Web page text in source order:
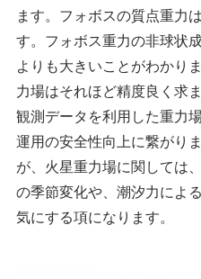
ます。フォボスの質点重力
す。フォボス重力の非球状
よりも大きいことがわかり
力場はそれほど精度良く求
観測データを利用した重力
運用の安全性向上に繋がり
が、火星重力場に関しては
の季節変化や、潮汐力によ
気にする項になります。